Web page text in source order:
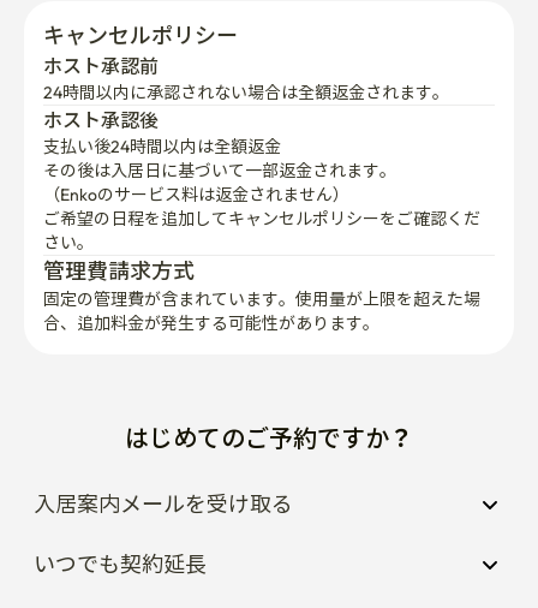
キャンセルポリシー
ホスト承認前
24時間以内に承認されない場合は全額返金されます。
ホスト承認後
支払い後24時間以内は全額返金
その後は入居日に基づいて一部返金されます。
（Enkoのサービス料は返金されません）
ご希望の日程を追加してキャンセルポリシーをご確認くだ
さい。
管理費請求方式
固定の管理費が含まれています。使用量が上限を超えた場
合、追加料金が発生する可能性があります。
はじめてのご予約ですか？
入居案内メールを受け取る
いつでも契約延長